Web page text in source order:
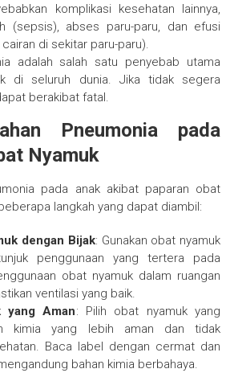
komplikasi kesehatan lainnya,
(sepsis), abses paru-paru, dan efusi
di sekitar paru-paru).
adalah salah satu penyebab utama
di seluruh dunia. Jika tidak segera
berakibat fatal.
Pneumonia pada
Nyamuk
pada anak akibat paparan obat
langkah yang dapat diambil:
dengan Bijak: Gunakan obat nyamuk
penggunaan yang tertera pada
obat nyamuk dalam ruangan
ventilasi yang baik.
yang Aman: Pilih obat nyamuk yang
kimia yang lebih aman dan tidak
Baca label dengan cermat dan
bahan kimia berbahaya.